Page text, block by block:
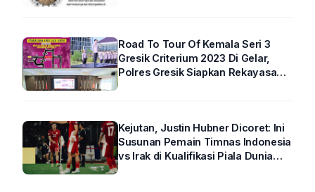
Road To Tour Of Kemala Seri 3
Gresik Criterium 2023 Di Gelar,
Polres Gresik Siapkan Rekayasa
Kejutan, Justin Hubner Dicoret: Ini
Susunan Pemain Timnas Indonesia
vs Irak di Kualifikasi Piala Dunia